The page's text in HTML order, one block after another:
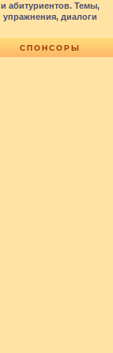
и абитуриентов. Темы,
упражнения, диалоги
СПОНСОРЫ